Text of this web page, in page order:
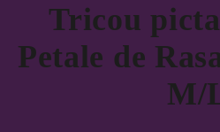
Tricou
Petale de
M/